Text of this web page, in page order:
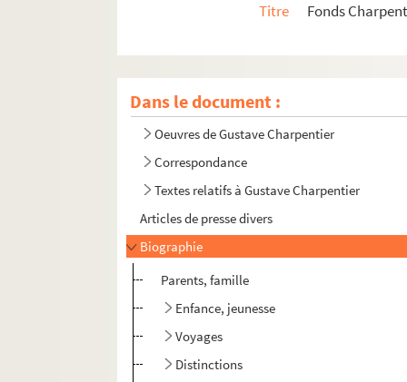
Titre
Fonds
Dans le document :
Oeuvres de Gustave Charpentier
Correspondance
Textes relatifs à Gustave Charpentier
Articles de presse divers
Biographie
Parents, famille
Enfance, jeunesse
Voyages
Distinctions